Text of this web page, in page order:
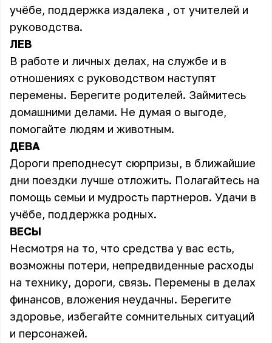
учёбе, поддержка издалека , от учителей и
руководства.
ЛЕВ
В работе и личных делах, на службе и в
отношениях с руководством наступят
перемены. Берегите родителей. Займитесь
домашними делами. Не думая о выгоде,
помогайте людям и животным.
ДЕВА
Дороги преподнесут сюрпризы, в ближайшие
дни поездки лучше отложить. Полагайтесь на
помощь семьи и мудрость партнеров. Удачи в
учёбе, поддержка родных.
ВЕСЫ
Несмотря на то, что средства у вас есть,
возможны потери, непредвиденные расходы
на технику, дороги, связь. Перемены в делах
финансов, вложения неудачны. Берегите
здоровье, избегайте сомнительных ситуаций
и персонажей.